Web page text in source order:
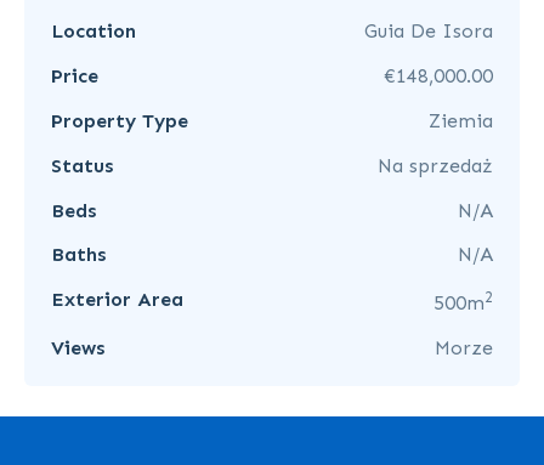
Location
Guia De Isora
Price
€148,000.00
Property Type
Ziemia
Status
Na sprzedaż
Beds
N/A
Baths
N/A
Exterior Area
500m2
Views Morze